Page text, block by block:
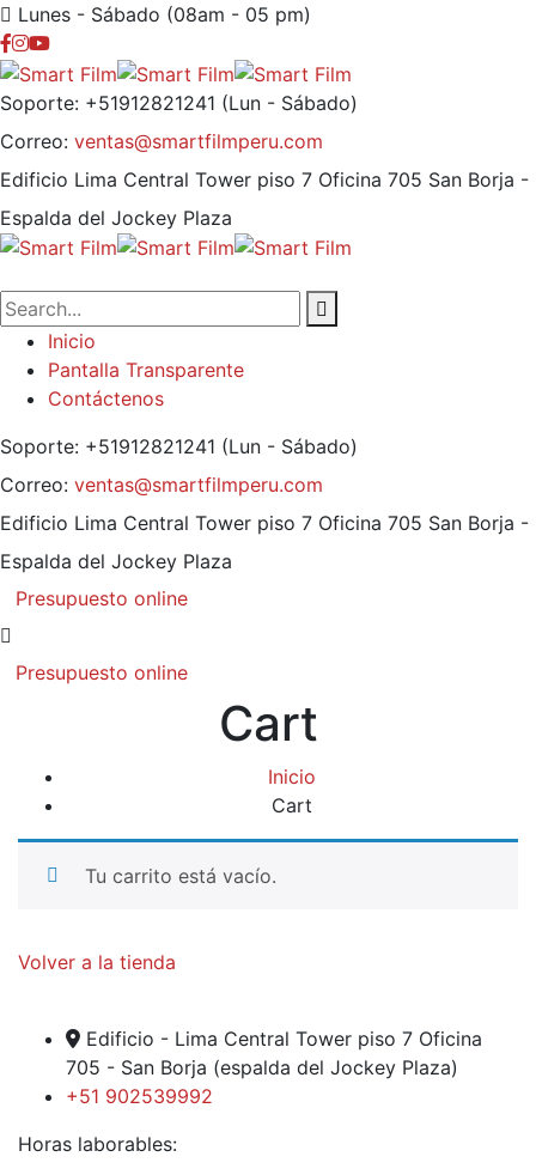
Lunes - Sábado (08am - 05 pm)
Soporte: +51912821241 (Lun - Sábado)
Correo: ventas@smartfilmperu.com
Edificio Lima Central Tower piso 7 Oficina 705 San Borja -
Espalda del Jockey Plaza
Inicio
Pantalla Transparente
Contáctenos
Soporte: +51912821241 (Lun - Sábado)
Correo: ventas@smartfilmperu.com
Edificio Lima Central Tower piso 7 Oficina 705 San Borja -
Espalda del Jockey Plaza
Presupuesto online
Presupuesto online
Cart
Inicio
Cart
Tu carrito está vacío.
Volver a la tienda
Edificio - Lima Central Tower piso 7 Oficina
705 - San Borja (espalda del Jockey Plaza)
+51 902539992
Horas laborables: